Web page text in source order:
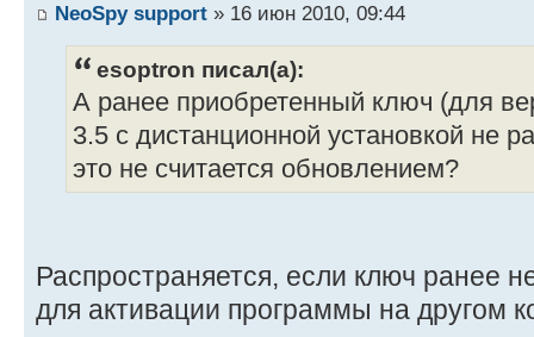
NeoSpy support » 16 июн 2010, 09:44
esoptron писал(а):
А ранее приобретенный ключ (для
3.5 с дистанционной установкой не
это не считается обновлением?
Распространяется, если ключ ранее
для активации программы на другом